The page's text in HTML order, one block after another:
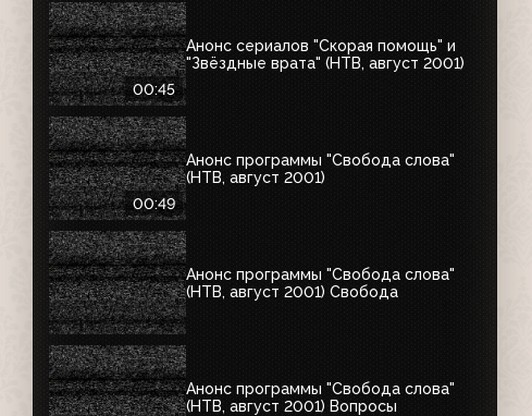
00:45
Анонс сериалов "Скорая помощь" и
"Звёздные врата" (НТВ, август 2001)
00:49
Анонс программы "Свобода слова"
(НТВ, август 2001)
Анонс программы "Свобода слова"
(НТВ, август 2001) Свобода
Анонс программы "Свобода слова"
(НТВ, август 2001) Вопросы